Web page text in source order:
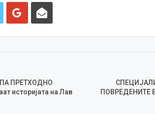
ПРЕТХОДНО
историјата на Лав
ПОВРЕДЕНИТЕ